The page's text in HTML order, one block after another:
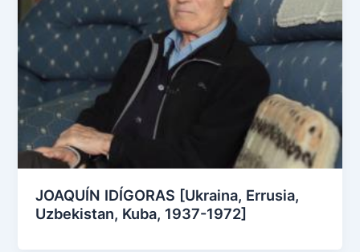
JOAQUÍN IDÍGORAS [Ukraina, Errusia,
Uzbekistan, Kuba, 1937-1972]